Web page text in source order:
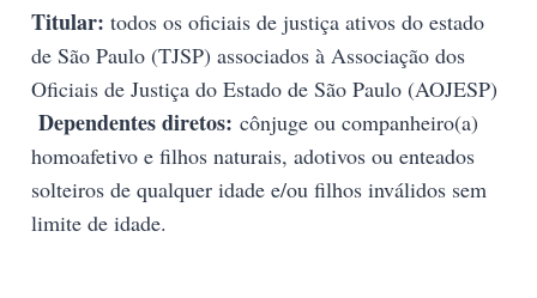
Titular: todos os oficiais de justiça ativos do estado
de São Paulo (TJSP) associados à Associação dos
Oficiais de Justiça do Estado de São Paulo (AOJESP)
Dependentes diretos: cônjuge ou companheiro(a)
homoafetivo e filhos naturais, adotivos ou enteados
solteiros de qualquer idade e/ou filhos inválidos sem
limite de idade.